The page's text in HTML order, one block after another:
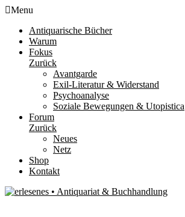
Menu
Antiquarische Bücher
Warum
Fokus
Zurück
Avantgarde
Exil-Literatur & Widerstand
Psychoanalyse
Soziale Bewegungen & Utopistica
Forum
Zurück
Neues
Netz
Shop
Kontakt